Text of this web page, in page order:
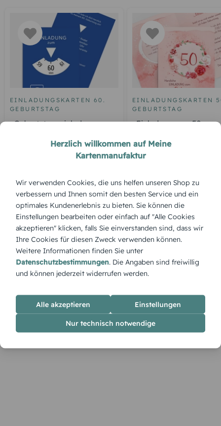
EINLADUNGSKARTEN 60.
GEBURTSTAG
Geburtstagseinladung
EINLADUNGSKARTEN
GEBURTSTAG
Einladung zum 50.
ÜBERBLICK:
Produktbeschreibung
Technisch, kreativ und außergewöhnlich – die Menükarte
„Fahrradteile“ ist wie gemacht für Radfans und alle, die ein
ungewöhnliches, originelles Design für ihren besonderen Tag
suchen.
Herzlich willkommen auf Meine
Kartenmanufaktur
Wir verwenden Cookies, die uns helfen unseren Shop zu
verbessern und Ihnen somit den besten Service und ein
optimales Kundenerlebnis zu bieten. Sie können die
Einstellungen bearbeiten oder einfach auf "Alle Cookies
akzeptieren" klicken, falls Sie einverstanden sind, dass wir
Ihre Cookies für diesen Zweck verwenden können.
Weitere Informationen finden Sie unter
Datenschutzbestimmungen. Die Angaben sind freiwillig
und können jederzeit widerrufen werden.
Alle akzeptieren Einstellungen
Nur technisch notwendige